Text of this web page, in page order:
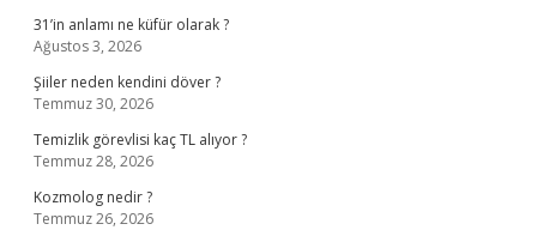
31’in anlamı ne küfür olarak ?
Ağustos 3, 2026
Şiiler neden kendini döver ?
Temmuz 30, 2026
Temizlik görevlisi kaç TL alıyor ?
Temmuz 28, 2026
Kozmolog nedir ?
Temmuz 26, 2026